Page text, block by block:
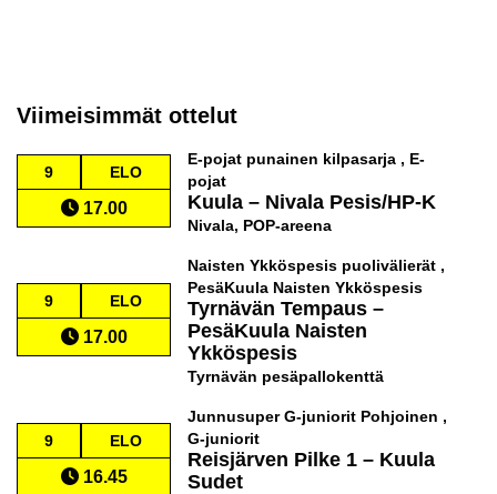
Viimeisimmät ottelut
9 ELO
17.00
E-pojat punainen kilpasarja , E-
pojat
Kuula – Nivala Pesis/HP-K
Nivala, POP-areena
9 ELO
17.00
Naisten Ykköspesis puolivälierät ,
PesäKuula Naisten Ykköspesis
Tyrnävän Tempaus –
PesäKuula Naisten
Ykköspesis
Tyrnävän pesäpallokenttä
9 ELO
16.45
Junnusuper G-juniorit Pohjoinen ,
G-juniorit
Reisjärven Pilke 1 – Kuula
Sudet